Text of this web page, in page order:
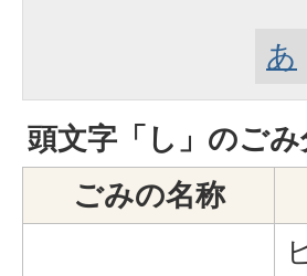
あ
頭文字「 し 」のご
ごみの名称